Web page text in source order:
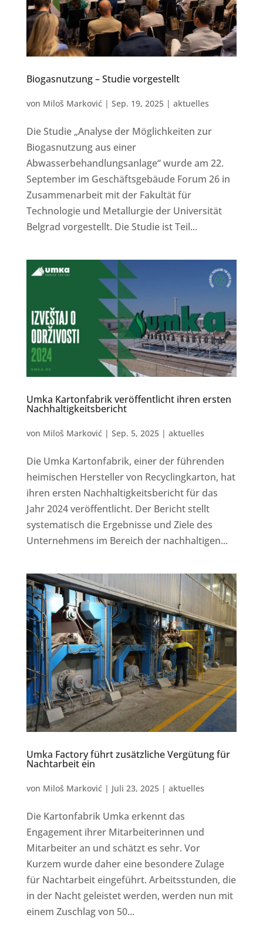
Biogasnutzung – Studie vorgestellt
von Miloš Marković| Sep. 19, 2025| aktuelles
Die Studie „Analyse der Möglichkeiten zur
Biogasnutzung aus einer
Abwasserbehandlungsanlage“ wurde am 22.
September im Geschäftsgebäude Forum 26 in
Zusammenarbeit mit der Fakultät für
Technologie und Metallurgie der Universität
Belgrad vorgestellt. Die Studie ist Teil...
Umka Kartonfabrik veröffentlicht ihren ersten
Nachhaltigkeitsbericht
von Miloš Marković| Sep. 5, 2025| aktuelles
Die Umka Kartonfabrik, einer der führenden
heimischen Hersteller von Recyclingkarton, hat
ihren ersten Nachhaltigkeitsbericht für das
Jahr 2024 veröffentlicht. Der Bericht stellt
systematisch die Ergebnisse und Ziele des
Unternehmens im Bereich der nachhaltigen...
Umka Factory führt zusätzliche Vergütung für
Nachtarbeit ein
von Miloš Marković| Juli 23, 2025| aktuelles
Die Kartonfabrik Umka erkennt das
Engagement ihrer Mitarbeiterinnen und
Mitarbeiter an und schätzt es sehr. Vor
Kurzem wurde daher eine besondere Zulage
für Nachtarbeit eingeführt. Arbeitsstunden, die
in der Nacht geleistet werden, werden nun mit
einem Zuschlag von 50...